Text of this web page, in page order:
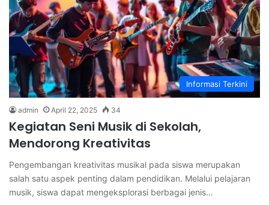
Informasi Terkini
admin April 22, 2025 34
Kegiatan Seni Musik di Sekolah,
Mendorong Kreativitas
Pengembangan kreativitas musikal pada siswa merupakan
salah satu aspek penting dalam pendidikan. Melalui pelajaran
musik, siswa dapat mengeksplorasi berbagai jenis…